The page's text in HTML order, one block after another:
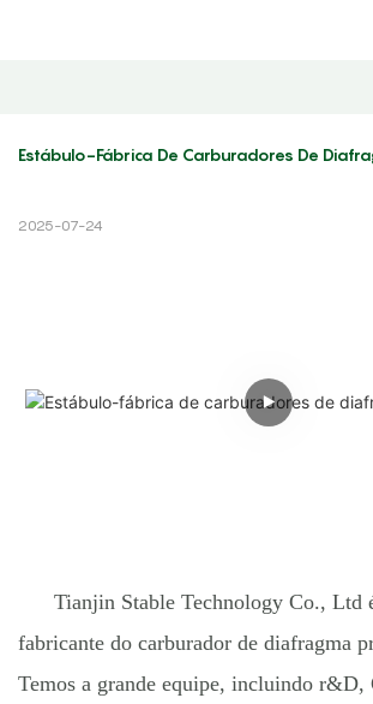
Estábulo-Fábrica De Carburadores De
2025-07-24
Tianjin Stable Technology Co., Ltd
fabricante do carburador de diafragma
Temos a grande equipe, incluindo r&D,